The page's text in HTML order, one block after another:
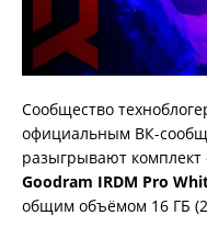
Сообщество
официальным ВК-
разыгрывают
Goodram IRDM Pro
общим объёмом 16 ГБ